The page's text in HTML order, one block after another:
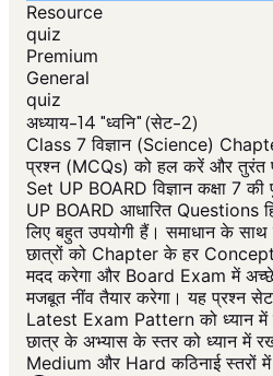
Resource
quiz
Premium
General
quiz
अध्याय-14 "ध्वनि" (सेट-2)
Class 7 विज्ञान (Science)
प्रश्न (MCQs) को हल करें और तुरंत
Set UP BOARD विज्ञान कक्षा 7
UP BOARD आधारित Questions
लिए बहुत उपयोगी हैं। समाधान के
छात्रों को Chapter के हर
मदद करेगा और Board Exam में
मजबूत नींव तैयार करेगा। यह प्रश्न
Latest Exam Pattern को ध्यान में
छात्र के अभ्यास के स्तर को ध्यान में
Medium और Hard कठिनाई स्तरों में